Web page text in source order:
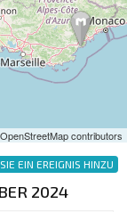
contributors
EIN EREIGNIS HINZU
2024